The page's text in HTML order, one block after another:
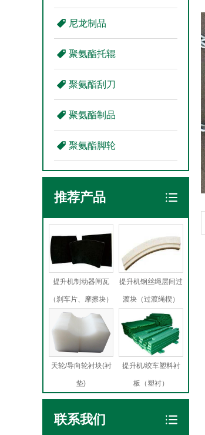
尼龙制品
聚氨酯托辊
聚氨酯刮刀
聚氨酯制品
聚氨酯脚轮
推荐产品
提升机制动器闸瓦
（刹车片、摩擦块）
提升机钢丝绳层间过
渡块（过渡绳楔）
天轮/导向轮衬块(衬
垫)
提升机/绞车塑料衬
板（塑衬）
联系我们